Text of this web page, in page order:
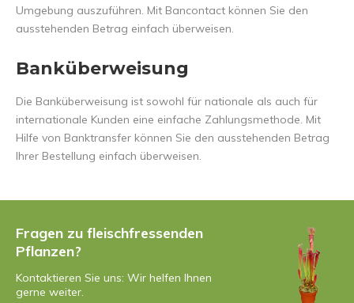
Umgebung auszuführen. Mit Bancontact können Sie den
ausstehenden Betrag einfach überweisen.
Banküberweisung
Die Banküberweisung ist sowohl für nationale als auch für
internationale Kunden eine einfache Zahlungsmethode. Mit
Hilfe von Banktransfer können Sie den ausstehenden Betrag
Ihrer Bestellung einfach überweisen.
Fragen zu fleischfressenden
Pflanzen?
Kontaktieren Sie uns: Wir helfen Ihnen
gerne weiter.